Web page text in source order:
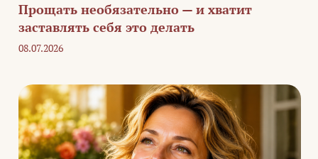
Прощать необязательно — и хватит
заставлять себя это делать
08.07.2026